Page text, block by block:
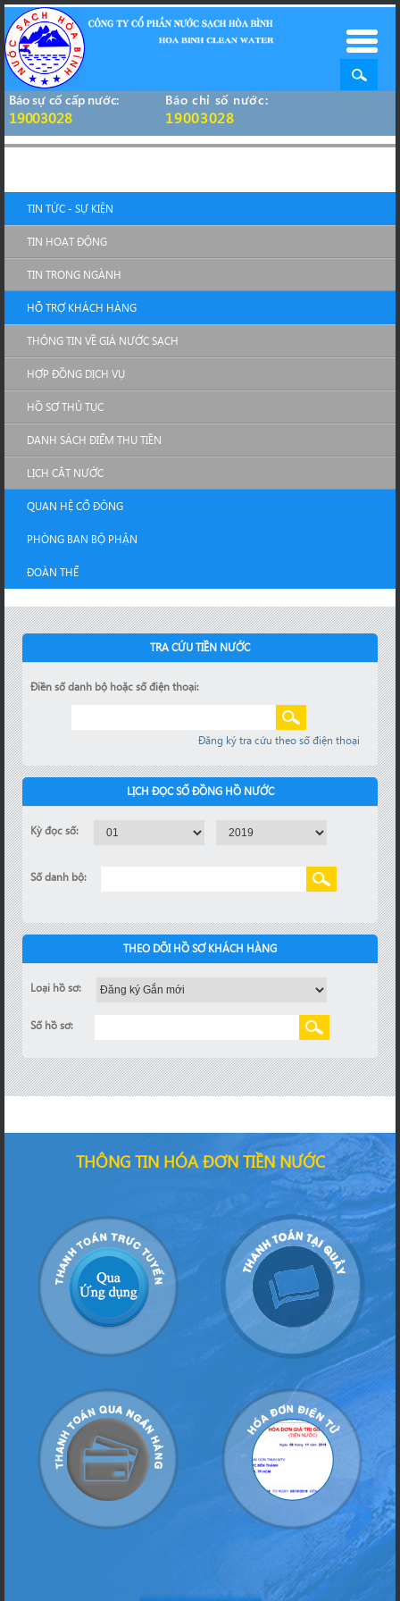
Báo sự cố cấp nước:
19003028
Báo chỉ số nước:
19003028
TIN TỨC - SỰ KIỆN
TIN HOẠT ĐỘNG
TIN TRONG NGÀNH
HỖ TRỢ KHÁCH HÀNG
THÔNG TIN VỀ GIÁ NƯỚC SẠCH
HỢP ĐỒNG DỊCH VỤ
HỒ SƠ THỦ TỤC
DANH SÁCH ĐIỂM THU TIỀN
LỊCH CẮT NƯỚC
QUAN HỆ CỔ ĐÔNG
PHÒNG BAN BỘ PHẬN
ĐOÀN THỂ
TRA CỨU TIỀN NƯỚC
Điền số danh bộ hoặc số điện thoại:
Đăng ký tra cứu theo số điện thoại
LỊCH ĐỌC SỐ ĐỒNG HỒ NƯỚC
Kỳ đọc số:
Số danh bộ:
THEO DÕI HỒ SƠ KHÁCH HÀNG
Loại hồ sơ:
Số hồ sơ:
THÔNG TIN HÓA ĐƠN TIỀN NƯỚC